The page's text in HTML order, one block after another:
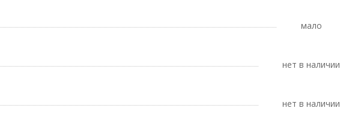
Мало
Нет в наличии
Нет в наличии